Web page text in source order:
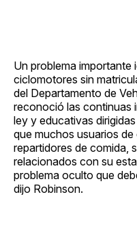
Un problema importante
ciclomotores sin
del Departamento de
reconoció las continuas
ley y educativas
que muchos usuarios
repartidores de comida,
relacionados con su
problema oculto que
dijo Robinson.